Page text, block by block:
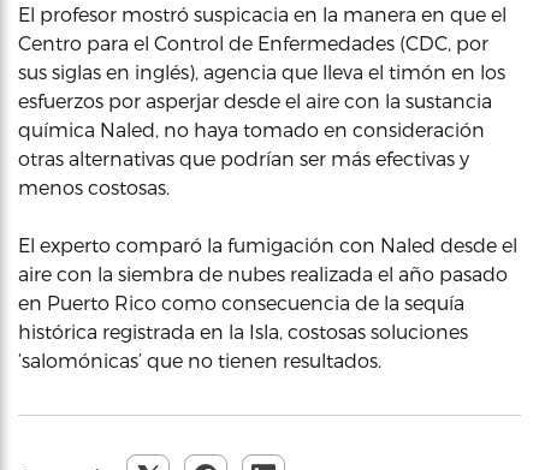
El profesor mostró suspicacia en la manera en que el
Centro para el Control de Enfermedades (CDC, por
sus siglas en inglés), agencia que lleva el timón en los
esfuerzos por asperjar desde el aire con la sustancia
química Naled, no haya tomado en consideración
otras alternativas que podrían ser más efectivas y
menos costosas.
El experto comparó la fumigación con Naled desde el
aire con la siembra de nubes realizada el año pasado
en Puerto Rico como consecuencia de la sequía
histórica registrada en la Isla, costosas soluciones
‘salomónicas’ que no tienen resultados.